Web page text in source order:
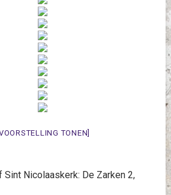
TONEN]
Nicolaaskerk: De Zarken 2,